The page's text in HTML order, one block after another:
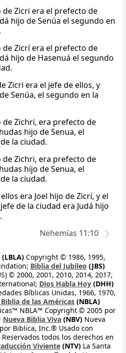
de Zicri era el prefecto de
hijo de Senúa el segundo en
de Zicrí era el prefecto de
hijo de Hasenuá el segundo
Zicri era el jefe de ellos, y
Senúa, el segundo en la
de Zichri, era prefecto de
hijo de Senua, el
la ciudad.
de Zichri, era prefecto de
hijo de Senua, el
la ciudad.
era Joel hijo de Zicrí, y el
de la ciudad era Judá hijo
Nehemías 11:10
(LBLA) Copyright © 1986, 1995,
Biblia del Jubileo (JBS)
© 2000, 2001, 2010, 2014, 2017,
Dios Habla Hoy (DHH)
Bíblicas Unidas, 1966, 1970,
de las Américas (NBLA)
NBLA™ Copyright © 2005 por
Nueva Biblia Viva (NBV) Nueva
Biblica, Inc.® Usado con
todos los derechos en
Viviente (NTV) La Santa